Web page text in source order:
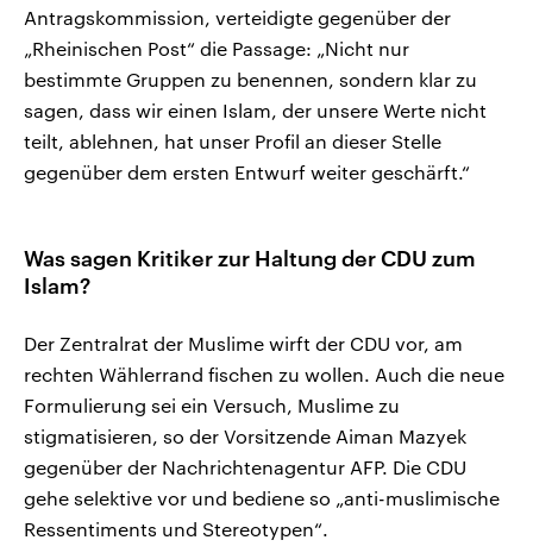
Antragskommission, verteidigte gegenüber der
„Rheinischen Post“ die Passage: „Nicht nur
bestimmte Gruppen zu benennen, sondern klar zu
sagen, dass wir einen Islam, der unsere Werte nicht
teilt, ablehnen, hat unser Profil an dieser Stelle
gegenüber dem ersten Entwurf weiter geschärft.“
Was sagen Kritiker zur Haltung der CDU zum
Islam?
Der Zentralrat der Muslime wirft der CDU vor, am
rechten Wählerrand fischen zu wollen. Auch die neue
Formulierung sei ein Versuch, Muslime zu
stigmatisieren, so der Vorsitzende Aiman Mazyek
gegenüber der Nachrichtenagentur AFP. Die CDU
gehe selektive vor und bediene so „anti-muslimische
Ressentiments und Stereotypen“.